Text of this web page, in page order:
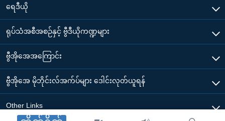
ရေဒီယို
ရုပ်သံအစီအစဉ်နှင့် ဗွီဒီယိုကဏ္ဍများ
ဗွီအိုအေအကြောင်း
ဗွီအိုအေ မိုဘိုင်းလ်အက်ပ်များ ဒေါင်းလုတ်ယူရန်
Other Links